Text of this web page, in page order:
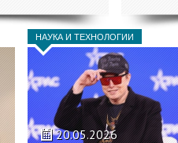
НАУКА И ТЕХНОЛОГИИ
20.05.2026